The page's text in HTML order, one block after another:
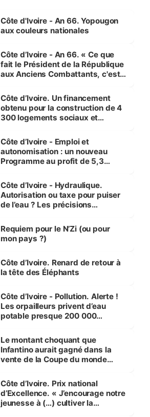
Côte d'Ivoire - An 66. Yopougon
aux couleurs nationales
Côte d’Ivoire - An 66. « Ce que
fait le Président de la République
aux Anciens Combattants, c'est
Côte d’Ivoire. Un financement
obtenu pour la construction de 4
300 logements sociaux et
et Yamoussoukro
Côte d’Ivoire - Emploi et
autonomisation : un nouveau
Programme au profit de 5,3
Côte d’Ivoire - Hydraulique.
Autorisation ou taxe pour puiser
de l’eau ? Les précisions
Requiem pour le N’Zi (ou pour
mon pays ?)
Côte d’Ivoire. Renard de retour à
la tête des Éléphants
Côte d’Ivoire - Pollution. Alerte !
Les orpailleurs privent d’eau
potable presque 200 000
Le montant choquant que
Infantino aurait gagné dans la
vente de la Coupe du monde
Côte d’Ivoire. Prix national
d’Excellence. « J’encourage notre
jeunesse à (…) cultiver la